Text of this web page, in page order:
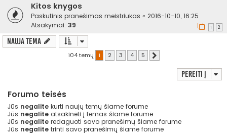
Kitos knygos
Paskutinis pranešimas meistriukas « 2016-10-10, 16:25
Atsakymai: 39 1 2
Nauja tema
104 temų 1 2 3 4 5
Pereiti į
Forumo teisės
Jūs negalite kurti naujų temų šiame forume
Jūs negalite atsakinėti į temas šiame forume
Jūs negalite redaguoti savo pranešimų šiame forume
Jūs negalite trinti savo pranešimų šiame forume